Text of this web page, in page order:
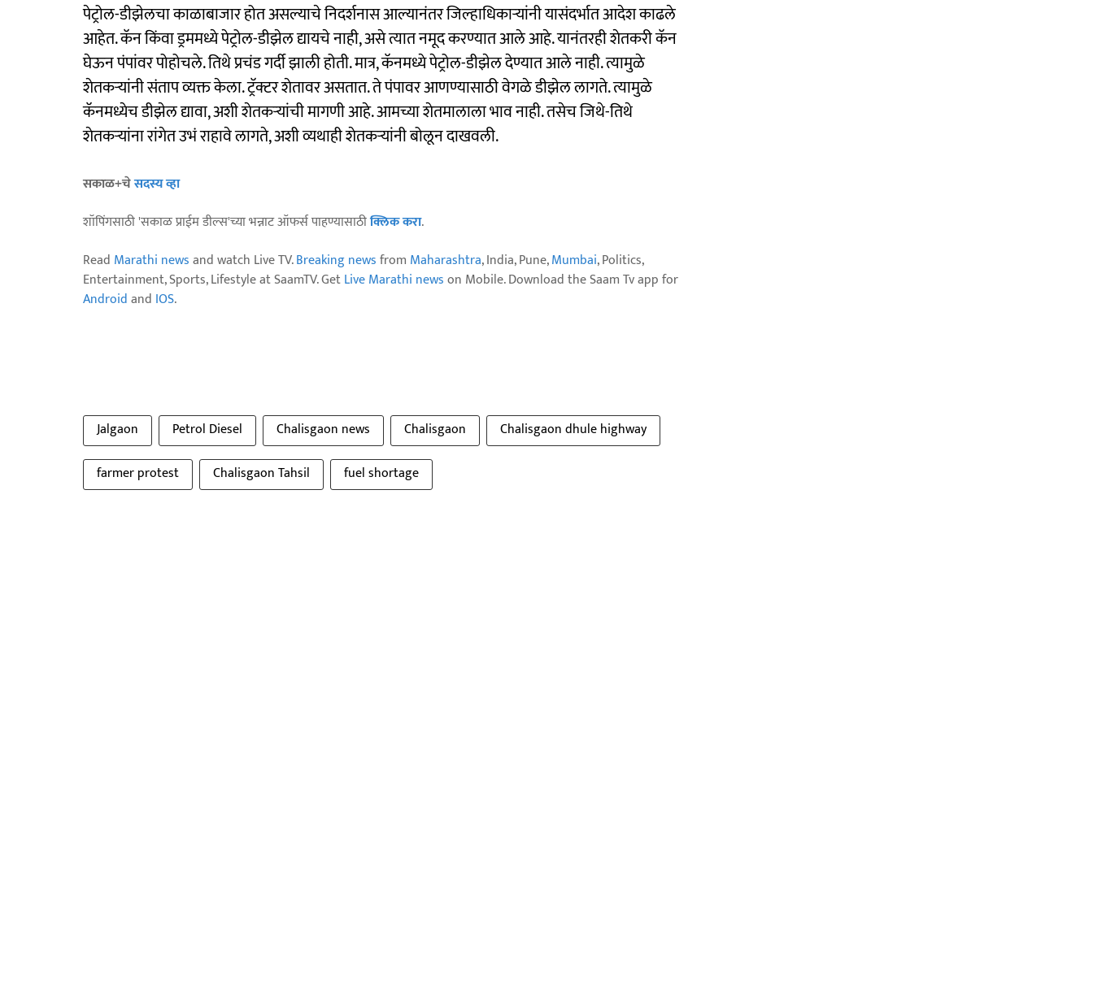
पेट्रोल-डीझेलचा काळाबाजार होत असल्याचे निदर्शनास आल्यानंतर जिल्हाधिकाऱ्यांनी यासंदर्भात आदेश काढले
आहेत. कॅन किंवा ड्रममध्ये पेट्रोल-डीझेल द्यायचे नाही, असे त्यात नमूद करण्यात आले आहे. यानंतरही शेतकरी कॅन
घेऊन पंपांवर पोहोचले. तिथे प्रचंड गर्दी झाली होती. मात्र, कॅनमध्ये पेट्रोल-डीझेल देण्यात आले नाही. त्यामुळे
शेतकऱ्यांनी संताप व्यक्त केला. ट्रॅक्टर शेतावर असतात. ते पंपावर आणण्यासाठी वेगळे डीझेल लागते. त्यामुळे
कॅनमध्येच डीझेल द्यावा, अशी शेतकऱ्यांची मागणी आहे. आमच्या शेतमालाला भाव नाही. तसेच जिथे-तिथे
शेतकऱ्यांना रांगेत उभं राहावे लागते, अशी व्यथाही शेतकऱ्यांनी बोलून दाखवली.
सकाळ+चेसदस्य व्हा
शॉपिंगसाठी 'सकाळ प्राईम डील्स'च्या भन्नाट ऑफर्स पाहण्यासाठीक्लिक करा.
Read Marathi newsand watch Live TV.Breaking newsfrom Maharashtra, India, Pune,Mumbai, Politics,
Entertainment, Sports, Lifestyle at SaamTV. GetLive Marathi newson Mobile. Download the Saam Tv app for
Androidand IOS.
Jalgaon Petrol Diesel Chalisgaon news Chalisgaon
Chalisgaon dhule highway
farmer protest
Chalisgaon Tahsil fuel shortage